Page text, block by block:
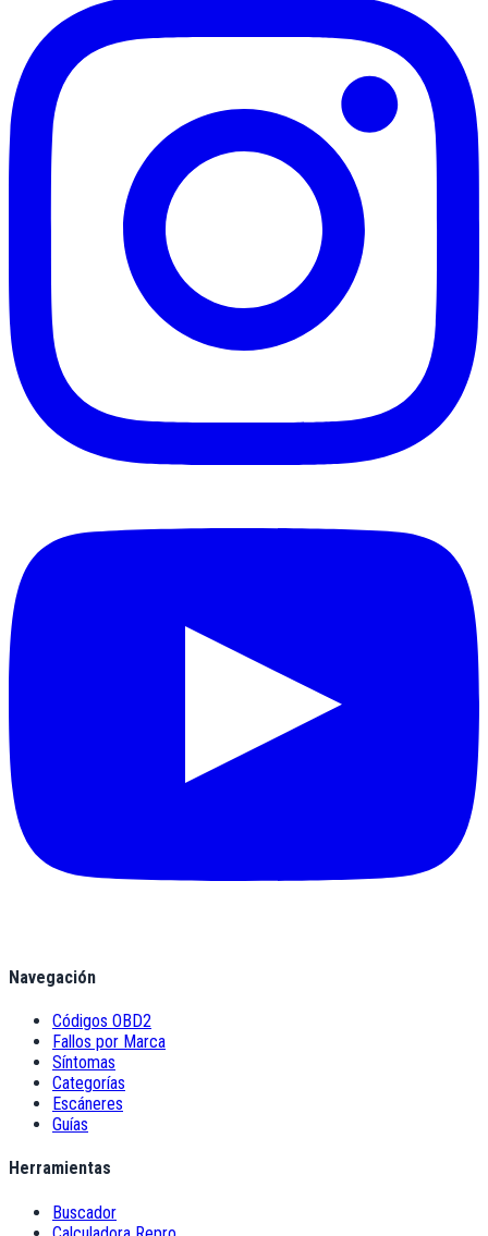
Navegación
Códigos OBD2
Fallos por Marca
Síntomas
Categorías
Escáneres
Guías
Herramientas
Buscador